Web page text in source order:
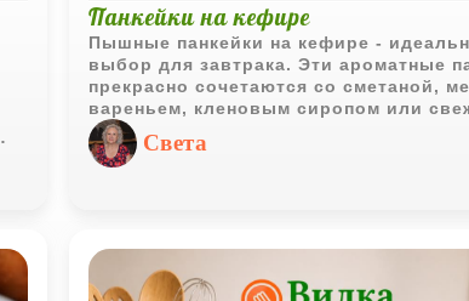
Панкейки на кефире
Пышные панкейки на кефире -
выбор для завтрака. Эти ароматные
прекрасно сочетаются со сметаной,
вареньем, кленовым сиропом или
ягодами для дополнительного вкуса.
Света